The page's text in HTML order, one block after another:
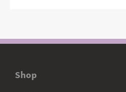
Shop